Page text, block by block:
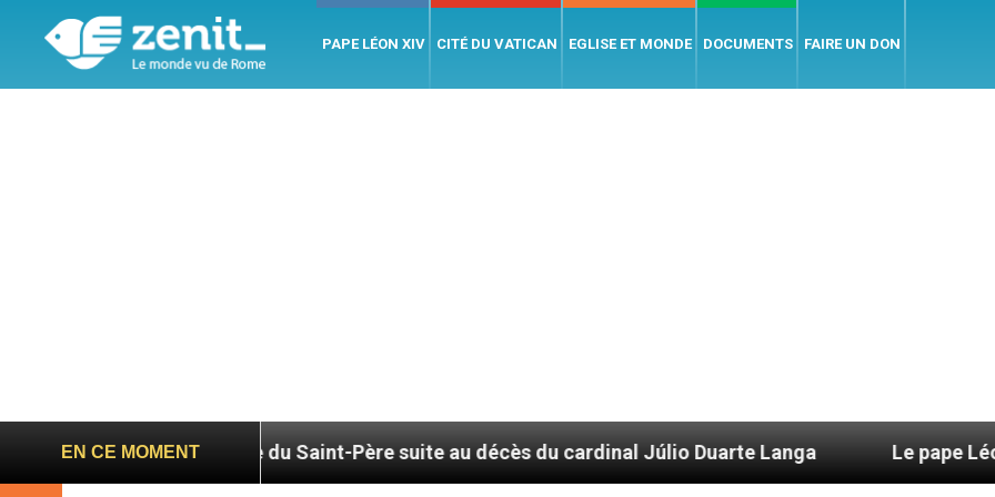
PAPE LÉON XIV CITÉ DU VATICAN EGLISE ET MONDE DOCUMENTS FAIRE UN DON
EN CE MOMENT
Hommage du Saint-Père suite au décès du cardinal Júlio Duarte Langa Le pape Léon XIV évoque